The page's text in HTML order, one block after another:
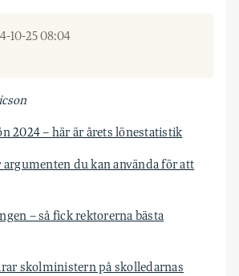
10-25 08:04
2024 – här är årets lönestatistik
argumenten du kan använda för att
– så fick rektorerna bästa
skolministern på skolledarnas